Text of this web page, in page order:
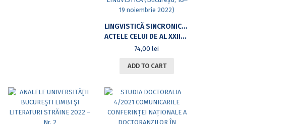
LINGVISTICĂ SINCRONICĂ, DIACRONICĂ ȘI TIPOLOGICĂ
ACTELE CELUI DE AL XXII-LEA COLOCVIU INTERNAȚIONAL AL DEPARTAMENTULUI DE LINGVISTICĂ (BUCUREȘTI, 18‒19 NOIEMBRIE 2022)
74,00lei
ADD TO CART